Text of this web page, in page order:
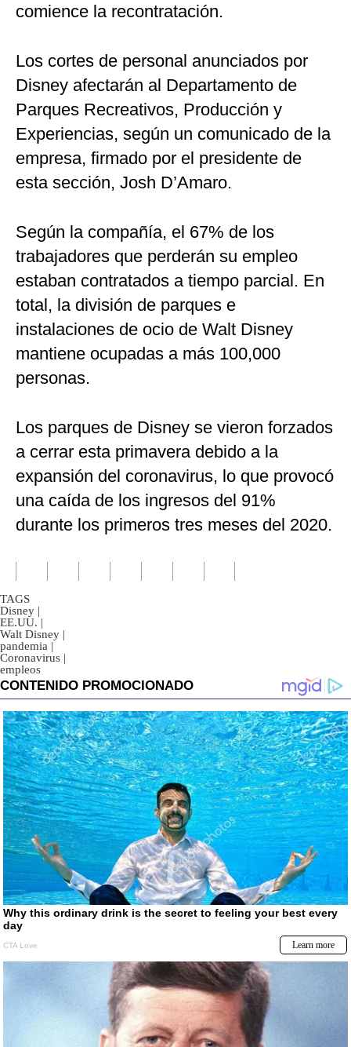
comience la recontratación.
Los cortes de personal anunciados por
Disney afectarán al Departamento de
Parques Recreativos, Producción y
Experiencias, según un comunicado de la
empresa, firmado por el presidente de
esta sección, Josh D’Amaro.
Según la compañía, el 67% de los
trabajadores que perderán su empleo
estaban contratados a tiempo parcial. En
total, la división de parques e
instalaciones de ocio de Walt Disney
mantiene ocupadas a más 100,000
personas.
Los parques de Disney se vieron forzados
a cerrar esta primavera debido a la
expansión del coronavirus, lo que provocó
una caída de los ingresos del 91%
durante los primeros tres meses del 2020.
TAGS
Disney |
EE.UU. |
Walt Disney |
pandemia |
Coronavirus |
empleos